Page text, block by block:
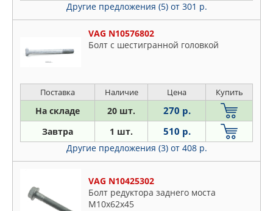
Другие предложения (5) от 301 р.
VAG N10576802
Болт с шестигранной головкой
Поставка Наличие Цена Купить
На складе 20 шт. 270 р.
Завтра 1 шт. 510 р.
Другие предложения (3) от 408 р.
VAG N10425302
Болт редуктора заднего моста
M10x62х45